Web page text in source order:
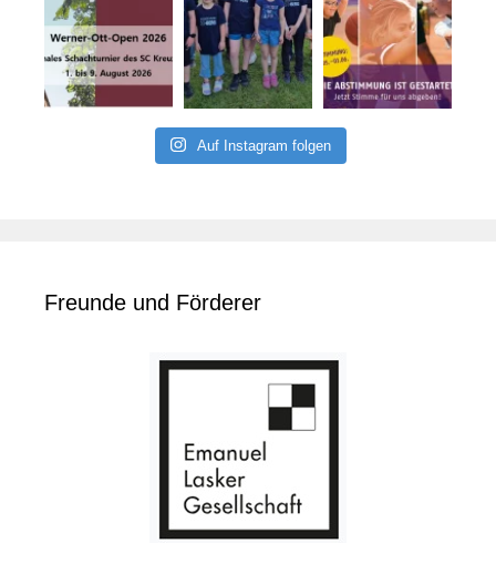
Auf Instagram folgen
Freunde und Förderer